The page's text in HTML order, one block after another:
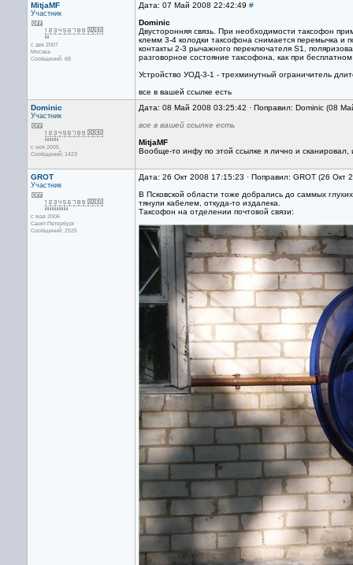
MitjaMF
Участник
с дек 2007
Москва
Сообщений: 68
Дата: 07 Май 2008 22:42:49 #
Dominic
Двусторонняя связь. При необходимости таксофон
клемм 3-4 колодки таксофона снимается перемычка и
контакты 2-3 рычажного переключателя S1,
разговорное состояние таксофона, как при
Устройство УОД-3-1 - трехминутный ограничитель
все в вашей ссылке есть
Dominic
Участник
с ноя 2005
Сообщений: 1423
Дата: 08 Май 2008 03:25:42 · Поправил: Dominic (08
все в вашей ссылке есть
MitjaMF
Вообще-то инфу по этой ссылке я лично и сканировал,
GROT
Участник
с мая 2006
Санкт-Петербург
Сообщений: 2525
Дата: 26 Окт 2008 17:15:23 · Поправил: GROT (26 Окт
В Псковской области тоже добрались до саммых
тянули кабелем, откуда-то издалека.
Таксофон на отделении почтовой связи: